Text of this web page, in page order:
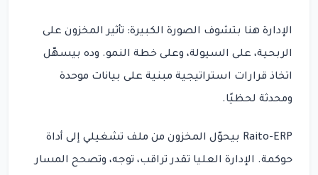
الإدارة هنا بتشوف الصورة الكبيرة: تأثير المخزون على
الربحية، على السيولة، وعلى خطة النمو. وده بيسهّل
اتخاذ قرارات استراتيجية مبنية على بيانات موحدة
ومحدثة لحظيًا.
Raito-ERP بيحوّل المخزون من ملف تشغيلي إلى أداة
حوكمة. الإدارة العليا تقدر تراقب، توجه، وتصحح المسار